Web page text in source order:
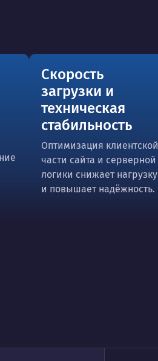
Скорость
загрузки и
техническая
стабильность
Оптимизация клиентской
части сайта и серверной
логики снижает нагрузку
и повышает надёжность.